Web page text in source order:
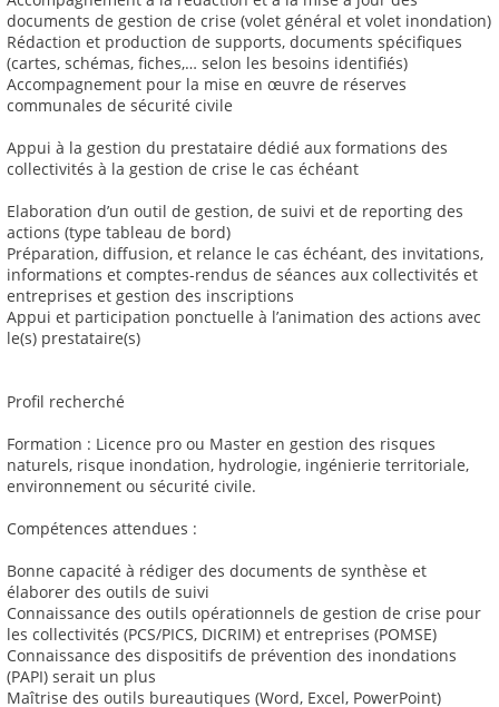
documents de gestion de crise (volet général et volet inondation)
Rédaction et production de supports, documents spécifiques
(cartes, schémas, fiches,… selon les besoins identifiés)
Accompagnement pour la mise en œuvre de réserves
communales de sécurité civile
Appui à la gestion du prestataire dédié aux formations des
collectivités à la gestion de crise le cas échéant
Elaboration d’un outil de gestion, de suivi et de reporting des
actions (type tableau de bord)
Préparation, diffusion, et relance le cas échéant, des invitations,
informations et comptes-rendus de séances aux collectivités et
entreprises et gestion des inscriptions
Appui et participation ponctuelle à l’animation des actions avec
le(s) prestataire(s)
Profil recherché
Formation : Licence pro ou Master en gestion des risques
naturels, risque inondation, hydrologie, ingénierie territoriale,
environnement ou sécurité civile.
Compétences attendues :
Bonne capacité à rédiger des documents de synthèse et
élaborer des outils de suivi
Connaissance des outils opérationnels de gestion de crise pour
les collectivités (PCS/PICS, DICRIM) et entreprises (POMSE)
Connaissance des dispositifs de prévention des inondations
(PAPI) serait un plus
Maîtrise des outils bureautiques (Word, Excel, PowerPoint)